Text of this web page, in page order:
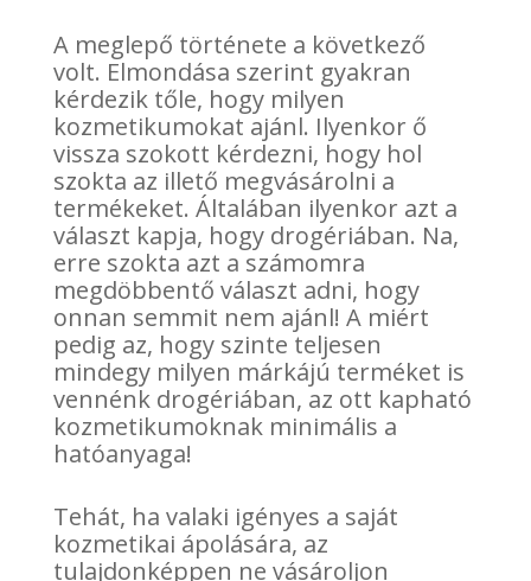
A meglepő története a következő
volt. Elmondása szerint gyakran
kérdezik tőle, hogy milyen
kozmetikumokat ajánl. Ilyenkor ő
vissza szokott kérdezni, hogy hol
szokta az illető megvásárolni a
termékeket. Általában ilyenkor azt a
választ kapja, hogy drogériában. Na,
erre szokta azt a számomra
megdöbbentő választ adni, hogy
onnan semmit nem ajánl! A miért
pedig az, hogy szinte teljesen
mindegy milyen márkájú terméket is
vennénk drogériában, az ott kapható
kozmetikumoknak minimális a
hatóanyaga!
Tehát, ha valaki igényes a saját
kozmetikai ápolására, az
tulajdonképpen ne vásároljon